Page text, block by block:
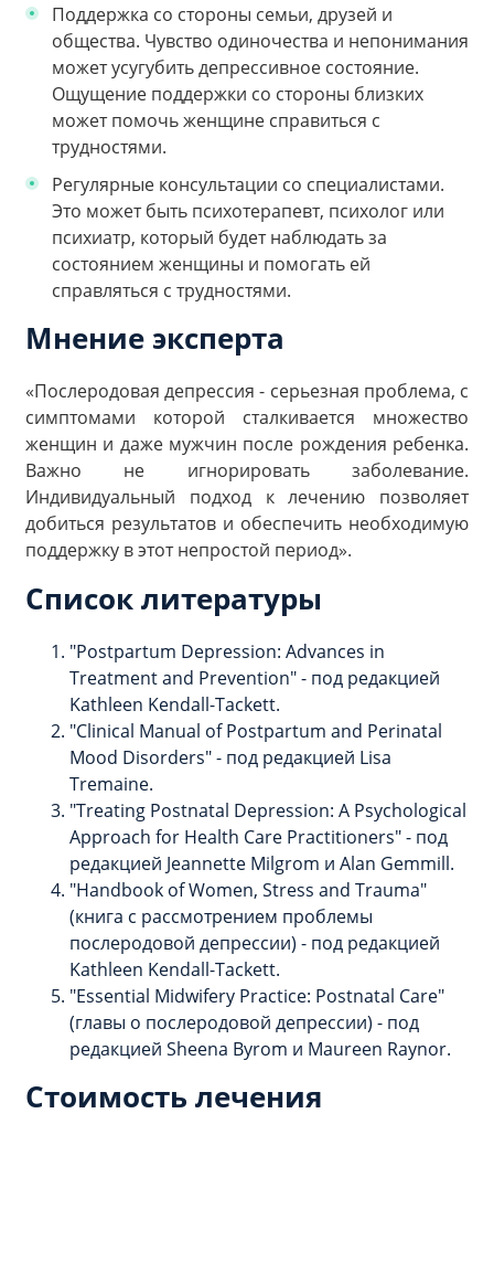
Поддержка со стороны семьи, друзей и
общества. Чувство одиночества и непонимания
может усугубить депрессивное состояние.
Ощущение поддержки со стороны близких
может помочь женщине справиться с
трудностями.
Регулярные консультации со специалистами.
Это может быть психотерапевт, психолог или
психиатр, который будет наблюдать за
состоянием женщины и помогать ей
справляться с трудностями.
Мнение эксперта
«Послеродовая депрессия - серьезная проблема, с
симптомами которой сталкивается множество
женщин и даже мужчин после рождения ребенка.
Важно не игнорировать заболевание.
Индивидуальный подход к лечению позволяет
добиться результатов и обеспечить необходимую
поддержку в этот непростой период».
Список литературы
"Postpartum Depression: Advances in
Treatment and Prevention" - под редакцией
Kathleen Kendall-Tackett.
"Clinical Manual of Postpartum and Perinatal
Mood Disorders" - под редакцией Lisa
Tremaine.
"Treating Postnatal Depression: A Psychological
Approach for Health Care Practitioners" - под
редакцией Jeannette Milgrom и Alan Gemmill.
"Handbook of Women, Stress and Trauma"
(книга с рассмотрением проблемы
послеродовой депрессии) - под редакцией
Kathleen Kendall-Tackett.
"Essential Midwifery Practice: Postnatal Care"
(главы о послеродовой депрессии) - под
редакцией Sheena Byrom и Maureen Raynor.
Стоимость лечения